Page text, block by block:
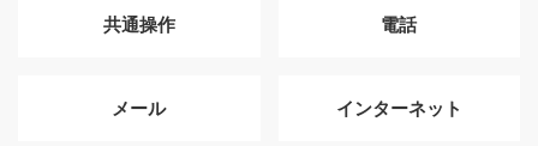
共通操作 電話
メール インターネット